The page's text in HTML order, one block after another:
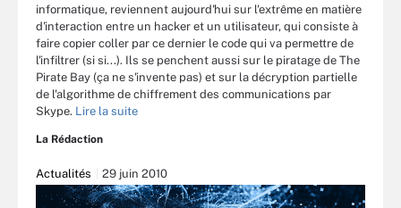
informatique, reviennent aujourd'hui sur l'extrême en matière
d'interaction entre un hacker et un utilisateur, qui consiste à
faire copier coller par ce dernier le code qui va permettre de
l'infiltrer (si si...). Ils se penchent aussi sur le piratage de The
Pirate Bay (ça ne s'invente pas) et sur la décryption partielle
de l'algorithme de chiffrement des communications par
Skype. Lire la suite
La Rédaction
Actualités 29 juin 2010